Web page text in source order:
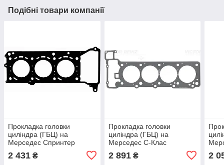
Подібні товари компанії
Прокладка головки
циліндра (ГБЦ) на
Мерседес Спринтер
(Mercedes Sprinter, Vito, C-
Class W202, W203, W204,
2 431 ₴
Прокладка головки
циліндра (ГБЦ) на
Мерседес C-Клас
(Mercedes C-Class W202,
W203, W204, E-Class
2 891₴ 2